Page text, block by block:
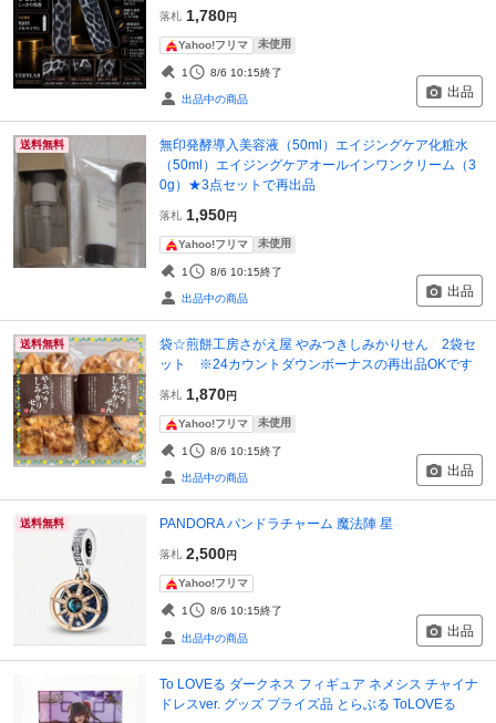
落札 1,780円
Yahoo!フリマ 未使用
1 8/6 10:15終了
出品中の商品 出品
送料無料
無印発酵導入美容液（50ml）エイジングケア化粧水
（50ml）エイジングケアオールインワンクリーム（3
0g）★3点セットで再出品
落札 1,950円
Yahoo!フリマ 未使用
1 8/6 10:15終了
出品中の商品 出品
送料無料
袋☆煎餅工房さがえ屋 やみつきしみかりせん 2袋セ
ット ※24カウントダウンボーナスの再出品OKです
落札 1,870円
Yahoo!フリマ 未使用
1 8/6 10:15終了
出品中の商品 出品
送料無料 PANDORA パンドラチャーム 魔法陣 星
落札 2,500円
Yahoo!フリマ
1 8/6 10:15終了
出品中の商品 出品
To LOVEる ダークネス フィギュア ネメシス チャイナ
ドレスver. グッズ プライズ品 とらぶる ToLOVEる